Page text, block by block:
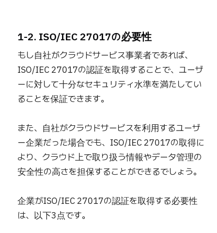
1-2. ISO/IEC 27017の必要性
もし自社がクラウドサービス事業者であれば、
ISO/IEC 27017の認証を取得することで、ユーザ
ーに対して十分なセキュリティ水準を満たしてい
ることを保証できます。
また、自社がクラウドサービスを利用するユーザ
ー企業だった場合でも、ISO/IEC 27017の取得に
より、クラウド上で取り扱う情報やデータ管理の
安全性の高さを担保することができるでしょう。
企業がISO/IEC 27017の認証を取得する必要性
は、以下3点です。